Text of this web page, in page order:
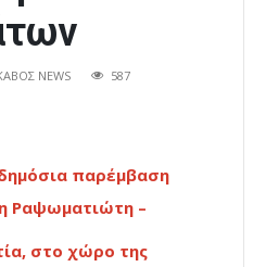
NEWS 587
παρέμβαση
Ραψωματιώτη –
στο χώρο της